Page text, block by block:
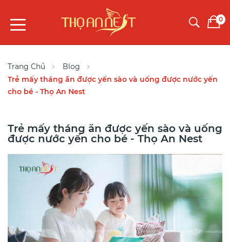
0
Trang Chủ
Blog
Trẻ mấy tháng ăn được yến sào và uống được nước yến
cho bé - Thọ An Nest
Trẻ mấy tháng ăn được yến sào và uống
được nước yến cho bé - Thọ An Nest